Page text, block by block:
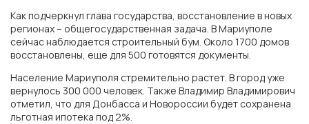
Как подчеркнул глава государства, восстановление в новых
регионах – общегосударственная задача. В Мариуполе
сейчас наблюдается строительный бум. Около 1700 домов
восстановлены, еще для 500 готовятся документы.
Население Мариуполя стремительно растет. В город уже
вернулось 300 000 человек. Также Владимир Владимирович
отметил, что для Донбасса и Новороссии будет сохранена
льготная ипотека под 2%.